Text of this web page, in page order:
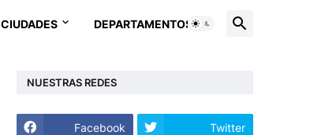
CIUDADES DEPARTAMENTOS
NUESTRAS REDES
Facebook Twitter